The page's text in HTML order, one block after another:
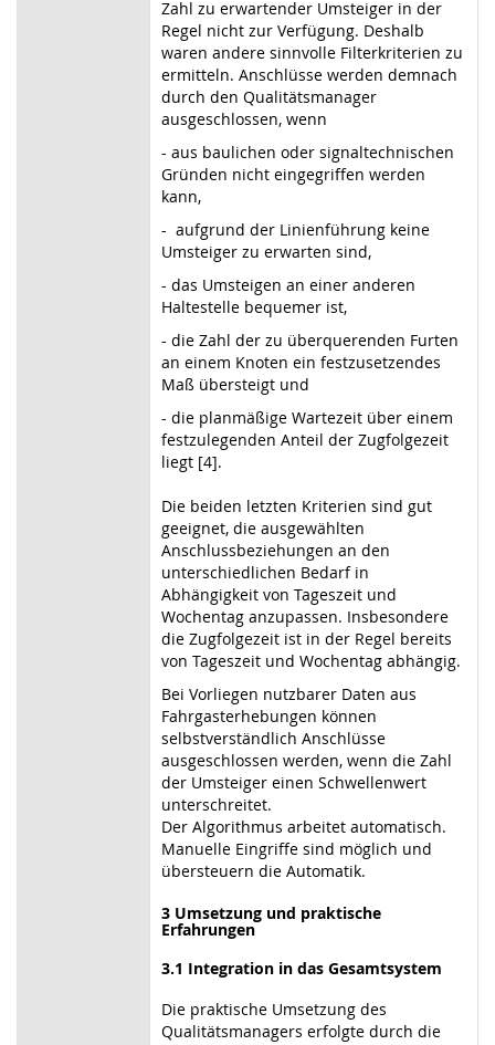
Zahl zu erwartender Umsteiger in der
Regel nicht zur Verfügung. Deshalb
waren andere sinnvolle Filterkriterien zu
ermitteln. Anschlüsse werden demnach
durch den Qualitätsmanager
ausgeschlossen, wenn
- aus baulichen oder signaltechnischen
Gründen nicht eingegriffen werden
kann,
- aufgrund der Linienführung keine
Umsteiger zu erwarten sind,
- das Umsteigen an einer anderen
Haltestelle bequemer ist,
- die Zahl der zu überquerenden Furten
an einem Knoten ein festzusetzendes
Maß übersteigt und
- die planmäßige Wartezeit über einem
festzulegenden Anteil der Zugfolgezeit
liegt [4].
Die beiden letzten Kriterien sind gut
geeignet, die ausgewählten
Anschlussbeziehungen an den
unterschiedlichen Bedarf in
Abhängigkeit von Tageszeit und
Wochentag anzupassen. Insbesondere
die Zugfolgezeit ist in der Regel bereits
von Tageszeit und Wochentag abhängig.
Bei Vorliegen nutzbarer Daten aus
Fahrgasterhebungen können
selbstverständlich Anschlüsse
ausgeschlossen werden, wenn die Zahl
der Umsteiger einen Schwellenwert
unterschreitet.
Der Algorithmus arbeitet automatisch.
Manuelle Eingriffe sind möglich und
übersteuern die Automatik.
3 Umsetzung und praktische
Erfahrungen
3.1 Integration in das Gesamtsystem
Die praktische Umsetzung des
Qualitätsmanagers erfolgte durch die